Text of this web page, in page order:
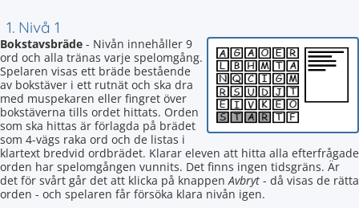
1. Nivå 1
Bokstavsbräde - Nivån innehåller 9
ord och alla tränas varje spelomgång.
Spelaren visas ett bräde bestående
av bokstäver i ett rutnät och ska dra
med muspekaren eller fingret över
bokstäverna tills ordet hittats. Orden
som ska hittas är förlagda på brädet
som 4-vägs raka ord och de listas i
klartext bredvid ordbrädet. Klarar eleven att hitta alla efterfrågade
orden har spelomgången vunnits. Det finns ingen tidsgräns. Är
det för svårt går det att klicka på knappenAvbryt - då visas de rätta
orden - och spelaren får försöka klara nivån igen.